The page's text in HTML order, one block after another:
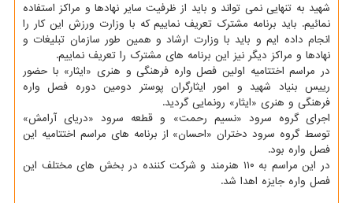
شهید به تنهایی نمی تواند و باید از ظرفیت سایر نهادها و مراکز استفاده
نمائیم. باید برنامه مشترک تعریف نماییم که با وزارت ورزش این کار را
انجام داده ایم و باید با وزارت ارشاد و همین طور سازمان تبلیغات و
نهادها و مراکز دیگر نیز این برنامه های مشترک را تعریف نماییم.
در مراسم اختتامیه اولین فصل واره فرهنگی و هنری «ایثار» با حضور
رییس بنیاد شهید و امور ایثارگران پوستر دومین دوره فصل واره
فرهنگی و هنری «ایثار» رونمایی گردید.
اجرای گروه سرود «نسیم رحمت» و قطعه سرود «دریای آرامش»
توسط گروه سرود دختران «احسان» از برنامه های مراسم اختتامیه این
فصل واره بود.
در این مراسم به ۱۱۰ هنرمند و شرکت کننده در بخش های مختلف این
فصل واره جایزه اهدا شد.